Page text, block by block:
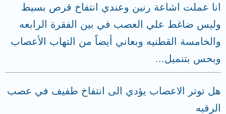
انا عملت اشاعة رنين وعندي انتفاخ قرص بسيط
وليس ضاغط علي العصب في بين الفقرة الرابعه
والخامسة القطنيه وبعاني أيضاً من التهاب الأعصاب
وبحس بتنميل...
هل توتر الاعصاب يؤدي الى انتفاخ طفيف في عصب
الرقبه